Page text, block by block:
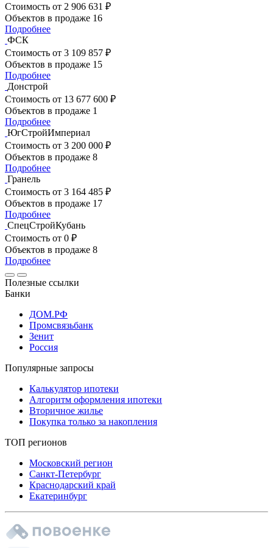
Стоимость от 2 906 631 ₽
Объектов в продаже 16
Подробнее
ФСК
Стоимость от 3 109 857 ₽
Объектов в продаже 15
Подробнее
Донстрой
Стоимость от 13 677 600 ₽
Объектов в продаже 1
Подробнее
ЮгСтройИмпериал
Стоимость от 3 200 000 ₽
Объектов в продаже 8
Подробнее
Гранель
Стоимость от 3 164 485 ₽
Объектов в продаже 17
Подробнее
СпецСтройКубань
Стоимость от 0 ₽
Объектов в продаже 8
Подробнее
Полезные ссылки
Банки
ДОМ.РФ
Промсвязьбанк
Зенит
Россия
Популярные запросы
Калькулятор ипотеки
Алгоритм оформления ипотеки
Вторичное жилье
Покупка только за накопления
ТОП регионов
Московский регион
Санкт-Петербург
Краснодарский край
Екатеринбург